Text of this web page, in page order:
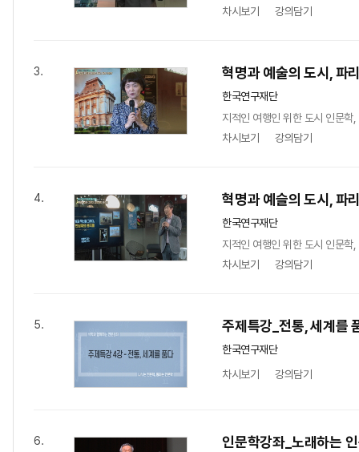
차시보기
강의담기
3. 혁명과 예술의 도시,
한국연구재단
지적인 여행인 위한 도시 인문
차시보기
강의담기
4. 혁명과 예슬의 도시,
한국연구재단
지적인 여행인 위한 도시 인문
차시보기
강의담기
5. 주제특강_전통, 세계를
한국연구재단
차시보기
강의담기
6. 인문학강좌_노래하는